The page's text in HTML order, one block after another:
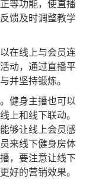
等功能，使直播
馈及时调整教学
在线上与会员连
动，通过直播平
并坚持锻炼。
健身主播也可以
上和线下联动。
够让线上会员感
来线下健身房体
，要注意让线下
好的营销效果。